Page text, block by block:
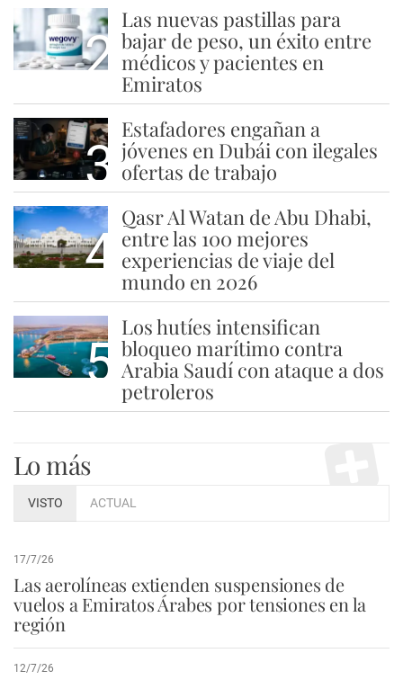
2
Las nuevas pastillas para
bajar de peso, un éxito entre
médicos y pacientes en
Emiratos
3
Estafadores engañan a
jóvenes en Dubái con ilegales
ofertas de trabajo
4
Qasr Al Watan de Abu Dhabi,
entre las 100 mejores
experiencias de viaje del
mundo en 2026
5
Los hutíes intensifican
bloqueo marítimo contra
Arabia Saudí con ataque a dos
petroleros
Lo más
VISTO ACTUAL
17/7/26
Las aerolíneas extienden suspensiones de
vuelos a Emiratos Árabes por tensiones en la
región
12/7/26